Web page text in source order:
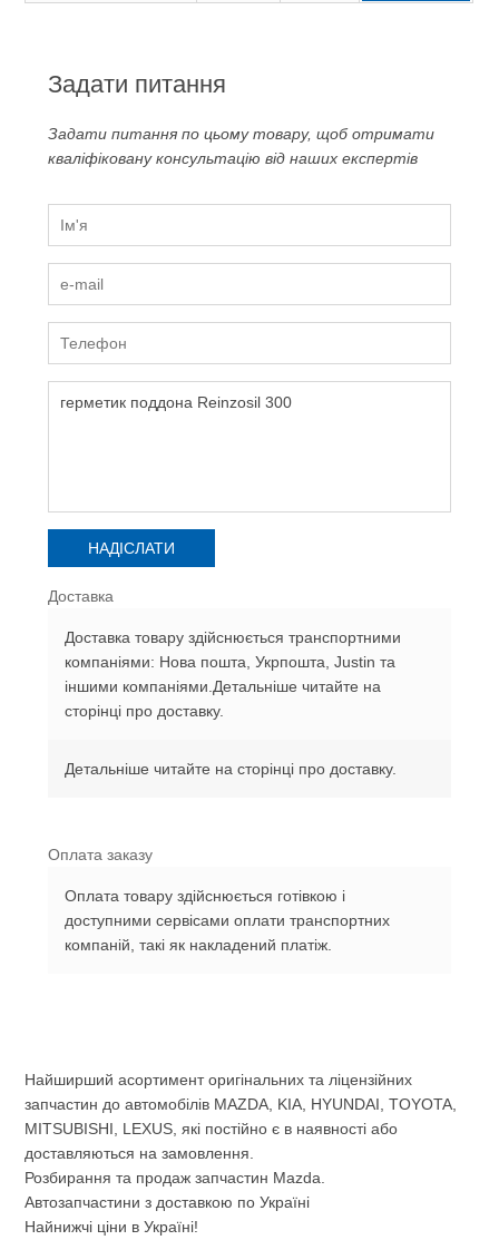
Задати питання
Задати питання по цьому товару, щоб отримати
кваліфіковану консультацію від наших експертів
Доставка
Доставка товару здійснюється транспортними
компаніями: Нова пошта, Укрпошта, Justin та
іншими компаніями.Детальніше читайте на
сторінці про доставку.
Детальніше читайте на сторінці про доставку.
Оплата заказу
Оплата товару здійснюється готівкою і
доступними сервісами оплати транспортних
компаній, такі як накладений платіж.
Найширший асортимент оригінальних та ліцензійних
запчастин до автомобілів MAZDA, KIA, HYUNDAI, TOYOTA,
MITSUBISHI, LEXUS, які постійно є в наявності або
доставляються на замовлення.
Розбирання та продаж запчастин Mazda.
Автозапчастини з доставкою по Україні
Найнижчі ціни в Україні!